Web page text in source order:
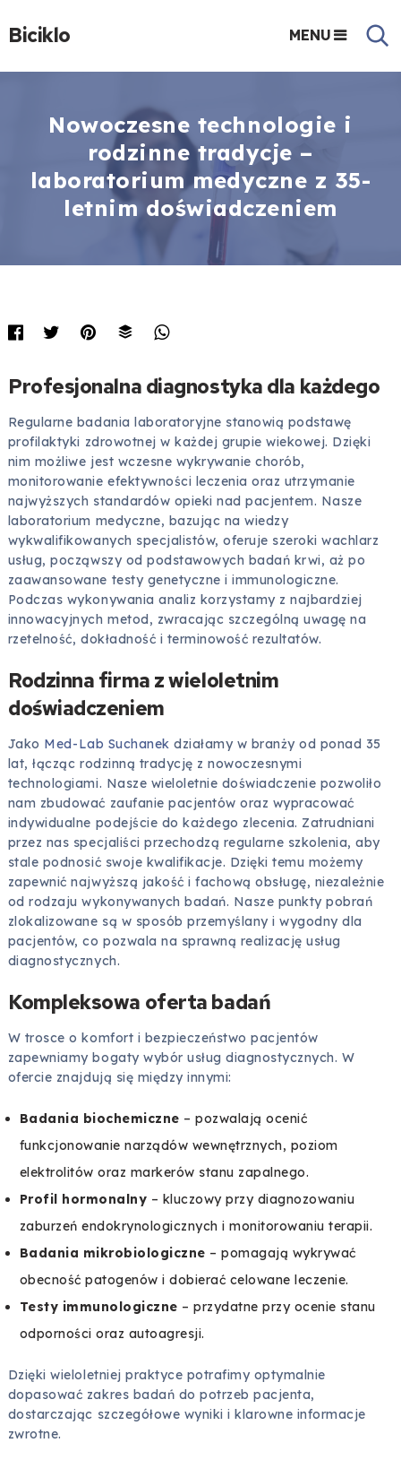
Biciklo MENU
Nowoczesne technologie i
rodzinne tradycje –
laboratorium medyczne z 35-
letnim doświadczeniem
Profesjonalna diagnostyka dla każdego
Regularne badania laboratoryjne stanowią podstawę
profilaktyki zdrowotnej w każdej grupie wiekowej. Dzięki
nim możliwe jest wczesne wykrywanie chorób,
monitorowanie efektywności leczenia oraz utrzymanie
najwyższych standardów opieki nad pacjentem. Nasze
laboratorium medyczne, bazując na wiedzy
wykwalifikowanych specjalistów, oferuje szeroki wachlarz
usług, począwszy od podstawowych badań krwi, aż po
zaawansowane testy genetyczne i immunologiczne.
Podczas wykonywania analiz korzystamy z najbardziej
innowacyjnych metod, zwracając szczególną uwagę na
rzetelność, dokładność i terminowość rezultatów.
Rodzinna firma z wieloletnim
doświadczeniem
Jako Med-Lab Suchanek działamy w branży od ponad 35
lat, łącząc rodzinną tradycję z nowoczesnymi
technologiami. Nasze wieloletnie doświadczenie pozwoliło
nam zbudować zaufanie pacjentów oraz wypracować
indywidualne podejście do każdego zlecenia. Zatrudniani
przez nas specjaliści przechodzą regularne szkolenia, aby
stale podnosić swoje kwalifikacje. Dzięki temu możemy
zapewnić najwyższą jakość i fachową obsługę, niezależnie
od rodzaju wykonywanych badań. Nasze punkty pobrań
zlokalizowane są w sposób przemyślany i wygodny dla
pacjentów, co pozwala na sprawną realizację usług
diagnostycznych.
Kompleksowa oferta badań
W trosce o komfort i bezpieczeństwo pacjentów
zapewniamy bogaty wybór usług diagnostycznych. W
ofercie znajdują się między innymi:
Badania biochemiczne – pozwalają ocenić
funkcjonowanie narządów wewnętrznych, poziom
elektrolitów oraz markerów stanu zapalnego.
Profil hormonalny – kluczowy przy diagnozowaniu
zaburzeń endokrynologicznych i monitorowaniu terapii.
Badania mikrobiologiczne – pomagają wykrywać
obecność patogenów i dobierać celowane leczenie.
Testy immunologiczne – przydatne przy ocenie stanu
odporności oraz autoagresji.
Dzięki wieloletniej praktyce potrafimy optymalnie
dopasować zakres badań do potrzeb pacjenta,
dostarczając szczegółowe wyniki i klarowne informacje
zwrotne.